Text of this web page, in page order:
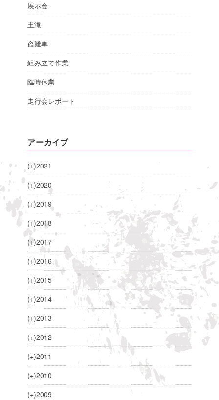
展示会
王滝
盗難車
組み立て作業
臨時休業
走行会レポート
アーカイブ
(+)2021
(+)2020
(+)2019
(+)2018
(+)2017
(+)2016
(+)2015
(+)2014
(+)2013
(+)2012
(+)2011
(+)2010
(+)2009